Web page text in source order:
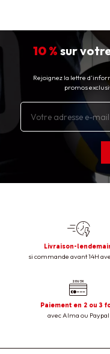
10 % sur
Rejoignez la lettre
promos
Livraison-
si commande avant 14H
Paiement en 2 ou 3
avec Alma ou Paypal